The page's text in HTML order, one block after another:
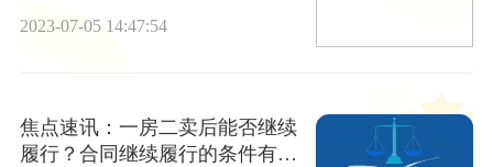
2023-07-05 14:47:54
焦点速讯：一房二卖后能否继续
履行？合同继续履行的条件有哪